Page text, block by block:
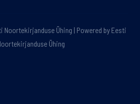
Ühing | Powered by Eesti
Ühing